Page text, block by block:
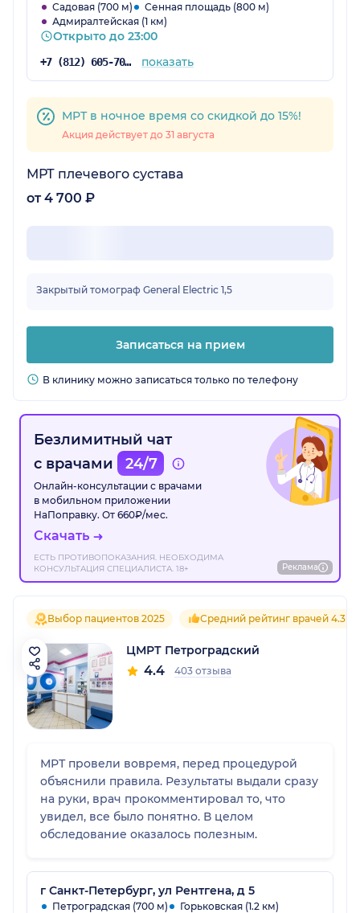
Садовая (700 м)
Сенная площадь (800 м)
Адмиралтейская (1 км)
Открыто до 23:00
+7 (812) 605-70-67 показать
МРТ в ночное время со скидкой до 15%!
Акция действует до 31 августа
МРТ плечевого сустава
от 4 700 ₽
Закрытый томограф General Electric 1,5
Записаться на прием
В клинику можно записаться только по телефону
Безлимитный чат
с врачами
24/7
Онлайн-консультации с врачами
в мобильном приложении
НаПоправку. От 660₽/мес.
Скачать
ЕСТЬ ПРОТИВОПОКАЗАНИЯ. НЕОБХОДИМА
КОНСУЛЬТАЦИЯ СПЕЦИАЛИСТА. 18+
Реклама
Выбор пациентов 2025 Средний рейтинг врачей 4.3
ЦМРТ Петроградский
4.4 403 отзыва
МРТ провели вовремя, перед процедурой
объяснили правила. Результаты выдали сразу
на руки, врач прокомментировал то, что
увидел, все было понятно. В целом
обследование оказалось полезным.
г Санкт-Петербург, ул Рентгена, д 5
Петроградская (700 м)
Горьковская (1.2 км)